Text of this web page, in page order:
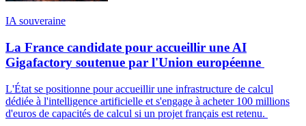
IA souveraine
La France candidate pour accueillir une AI
Gigafactory soutenue par l'Union européenne
L'État se positionne pour accueillir une infrastructure de calcul
dédiée à l'intelligence artificielle et s'engage à acheter 100 millions
d'euros de capacités de calcul si un projet français est retenu.